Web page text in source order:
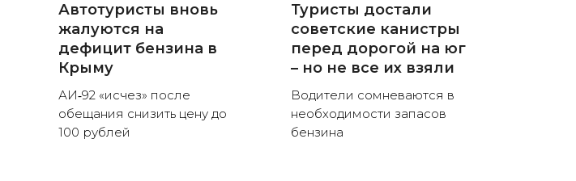
Автотуристы вновь
жалуются на
дефицит бензина в
Крыму
АИ‑92 «исчез» после
обещания снизить цену до
100 рублей
Туристы достали
советские канистры
перед дорогой на юг
– но не все их взяли
Водители сомневаются в
необходимости запасов
бензина